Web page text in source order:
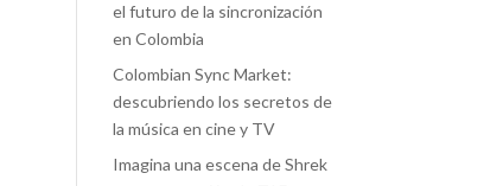
el futuro de la sincronización
en Colombia
Colombian Sync Market:
descubriendo los secretos de
la música en cine y TV
Imagina una escena de Shrek